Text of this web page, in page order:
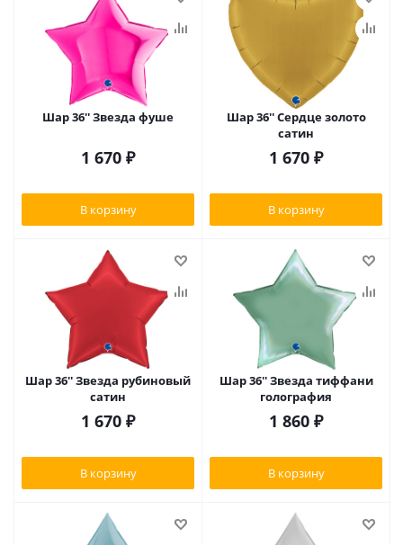
Шар 36'' Звезда фуше
1 670 ₽
В корзину
Шар 36'' Сердце золото
сатин
1 670 ₽
В корзину
Шар 36'' Звезда рубиновый
сатин
1 670 ₽
В корзину
Шар 36'' Звезда тиффани
голография
1 860 ₽
В корзину